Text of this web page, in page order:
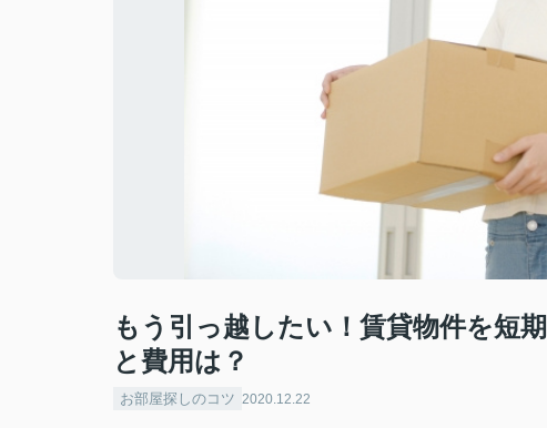
もう引っ越したい！賃貸物件を短
と費用は？
お部屋探しのコツ 2020.12.22